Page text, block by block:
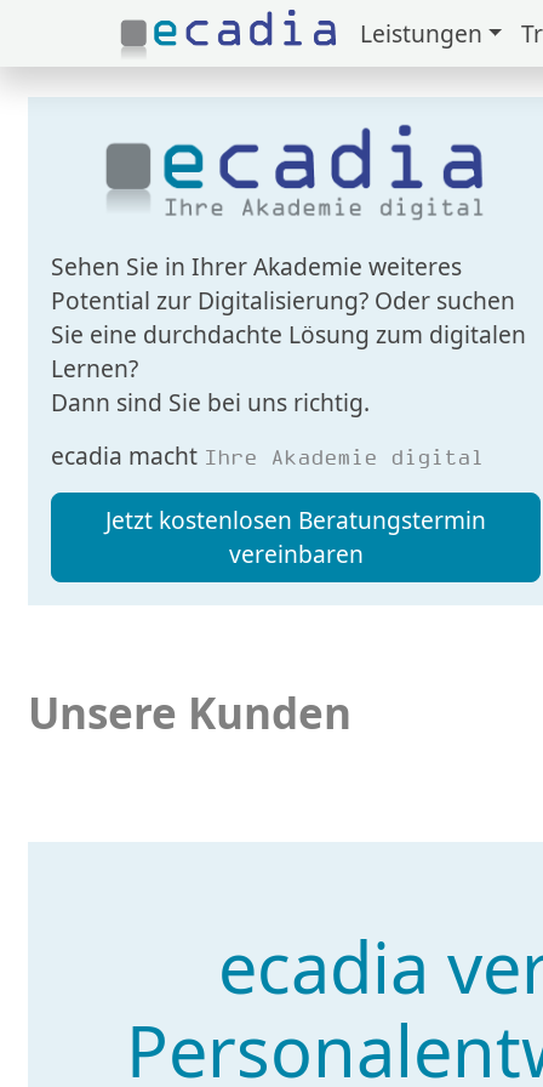
Leistungen
Zuklappen
Loading
Loading
Loading
Sehen Sie in Ihrer Akademie weiteres
Potential zur Digitalisierung? Oder suchen
Sie eine durchdachte Lösung zum digitalen
Lernen?
Dann sind Sie bei uns richtig.
ecadia macht Ihre Akademie digital
Jetzt kostenlosen Beratungstermin
vereinbaren
Unsere Kunden
ecadia